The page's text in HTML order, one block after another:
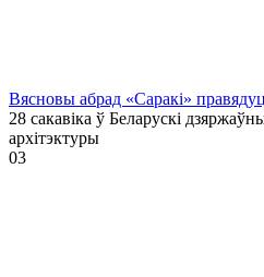
Вясновы абрад «Саракі»
28 сакавіка ў Беларускі
архітэктуры
03